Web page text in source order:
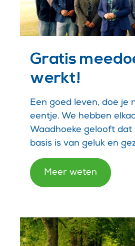
Gratis
werkt!
Een goed leven, doe je
eentje. We hebben
Waadhoeke gelooft dat
basis is van geluk en
Meer weten